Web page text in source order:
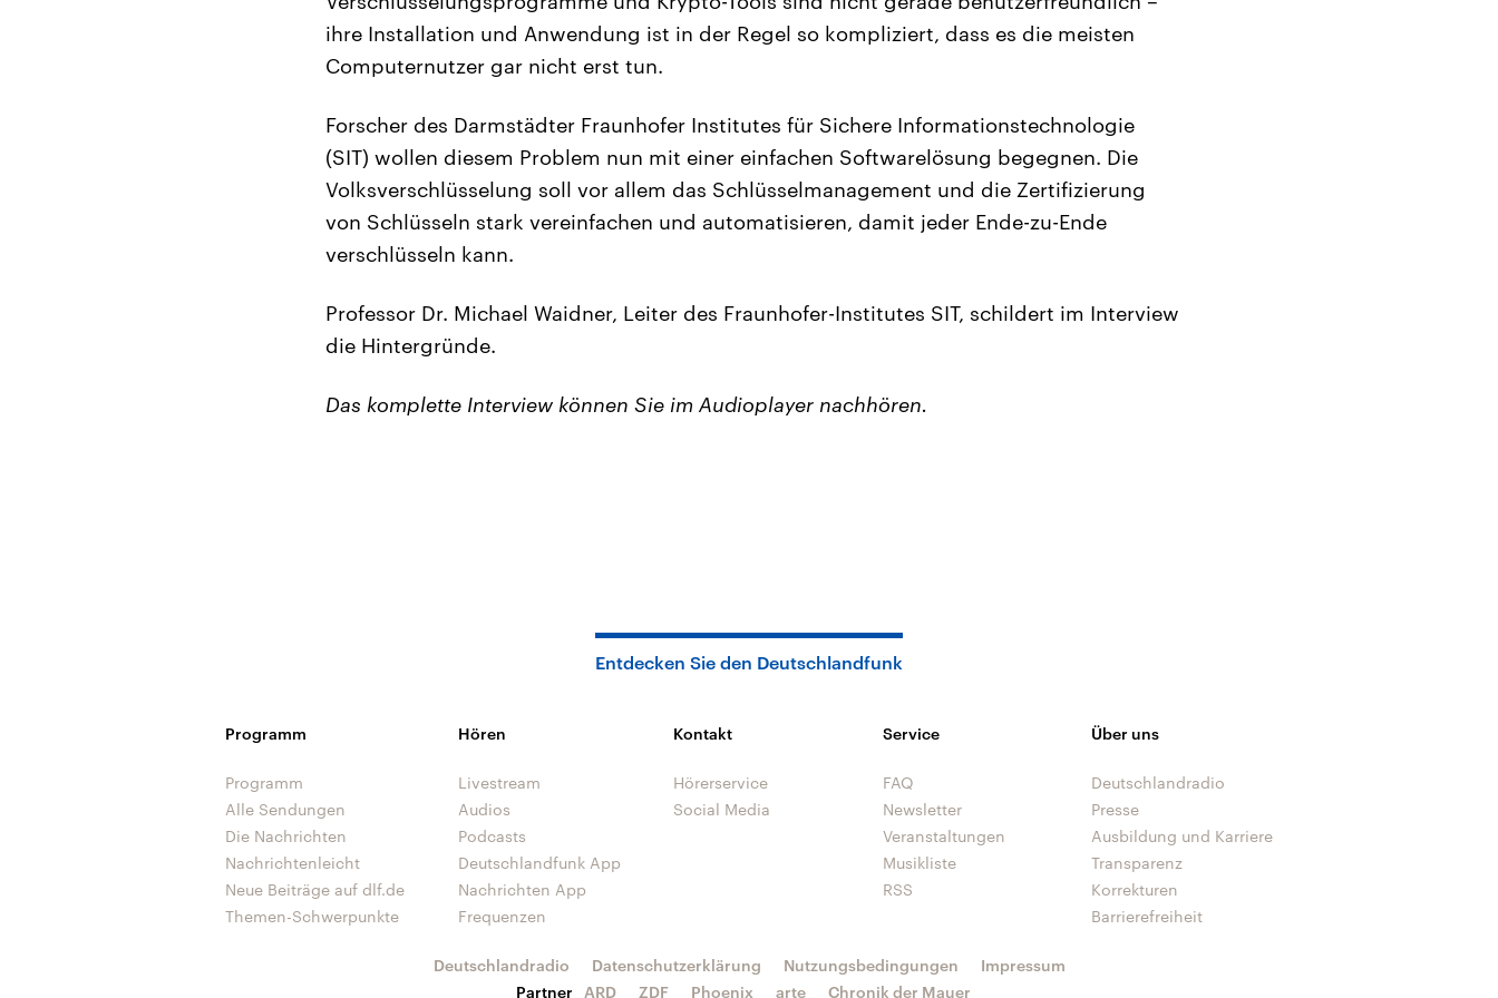
ihre Installation und Anwendung ist in der Regel so kompliziert, dass es die meisten
Computernutzer gar nicht erst tun.
Forscher des Darmstädter Fraunhofer Institutes für Sichere Informationstechnologie
(SIT) wollen diesem Problem nun mit einer einfachen Softwarelösung begegnen. Die
Volksverschlüsselung soll vor allem das Schlüsselmanagement und die Zertifizierung
von Schlüsseln stark vereinfachen und automatisieren, damit jeder Ende-zu-Ende
verschlüsseln kann.
Professor Dr. Michael Waidner, Leiter des Fraunhofer-Institutes SIT, schildert im Interview
die Hintergründe.
Das komplette Interview können Sie im Audioplayer nachhören.
Entdecken Sie den Deutschlandfunk
Programm
Programm
Alle Sendungen
Die Nachrichten
Nachrichtenleicht
Neue Beiträge auf dlf.de
Themen-Schwerpunkte
Hören
Livestream
Audios
Podcasts
Deutschlandfunk App
Nachrichten App
Frequenzen
Kontakt
Hörerservice
Social Media
Service
FAQ
Newsletter
Veranstaltungen
Musikliste
RSS
Über uns
Deutschlandradio
Presse
Ausbildung und Karriere
Transparenz
Korrekturen
Barrierefreiheit
Deutschlandradio Datenschutzerklärung Nutzungsbedingungen
Impressum
Partner
ARD ZDF Phoenix arte Chronik der Mauer